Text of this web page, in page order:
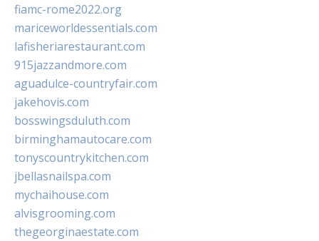
fiamc-rome2022.org
mariceworldessentials.com
lafisheriarestaurant.com
915jazzandmore.com
aguadulce-countryfair.com
jakehovis.com
bosswingsduluth.com
birminghamautocare.com
tonyscountrykitchen.com
jbellasnailspa.com
mychaihouse.com
alvisgrooming.com
thegeorginaestate.com